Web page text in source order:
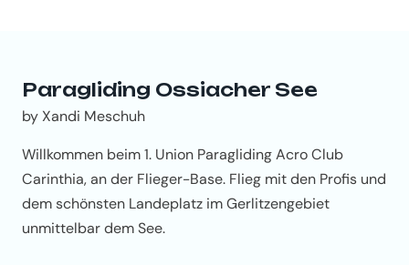
Paragliding Ossiacher See
by Xandi Meschuh
Willkommen beim 1. Union Paragliding Acro Club
Carinthia, an der Flieger-Base. Flieg mit den Profis und
dem schönsten Landeplatz im Gerlitzengebiet
unmittelbar dem See.